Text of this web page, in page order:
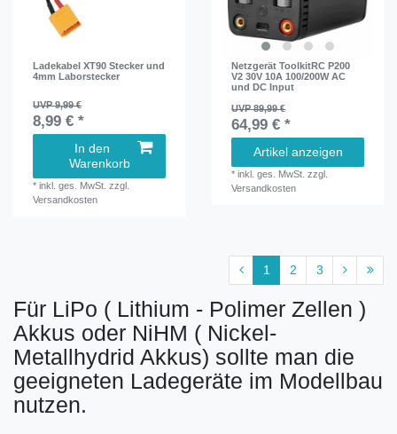
Ladekabel XT90 Stecker und
4mm Laborstecker
UVP 9,99 €
8,99 € *
In den
Warenkorb
*inkl. ges. MwSt. zzgl.
Versandkosten
Netzgerät ToolkitRC P200
V2 30V 10A 100/200W AC
und DC Input
UVP 89,99 €
64,99 € *
Artikel anzeigen
*inkl. ges. MwSt. zzgl.
Versandkosten
1 2 3
Für LiPo ( Lithium - Polimer Zellen )
Akkus oder NiHM ( Nickel-
Metallhydrid Akkus) sollte man die
geeigneten Ladegeräte im Modellbau
nutzen.